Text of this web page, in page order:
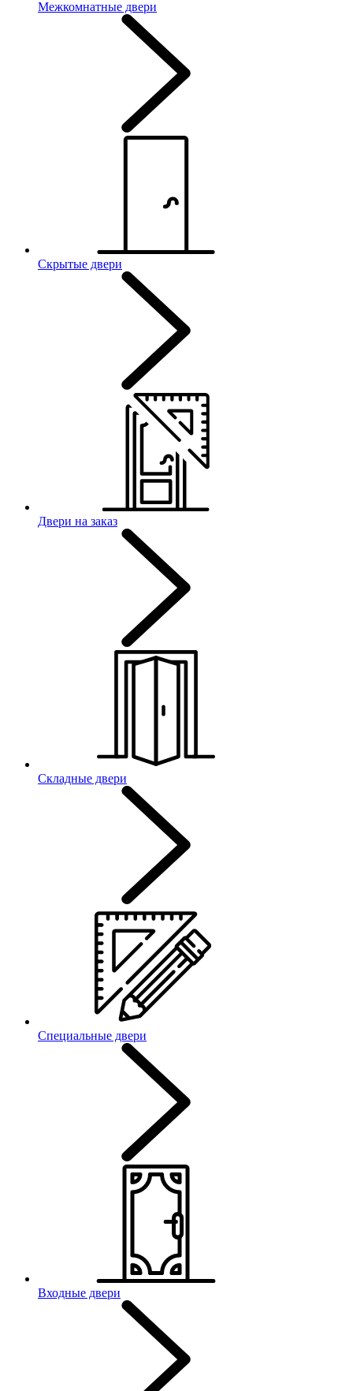
Межкомнатные двери
Скрытые двери
Двери на заказ
Складные двери
Специальные двери
Входные двери